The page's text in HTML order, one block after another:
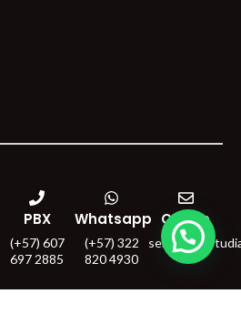
PBX
(+57) 607
697 2885
Whatsapp
(+57) 322
820 4930
Correo